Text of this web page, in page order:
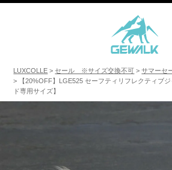
LUXCOLLE セール ※サイズ交換不可
サマーセ
【20%OFF】LGE525 セーフティリフレクティブ
ド専用サイズ】